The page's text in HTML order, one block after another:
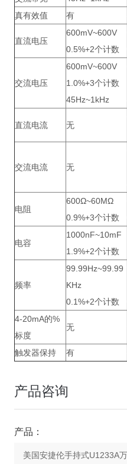
真有效值
有
直流电压
600mV~600V
0.5%+2个计数
交流电压
600mV~600V
1.0%+3个计数
45Hz~1kHz
直流电流 无
交流电流 无
电阻
600Ω~60MΩ
0.9%+3个计数
电容
1000nF~10mF
1.9%+2个计数
频率
99.99Hz~99.99
KHz
0.1%+2个计数
4-20mA的%
标度
无
触发器保持 有
产品咨询
产品：